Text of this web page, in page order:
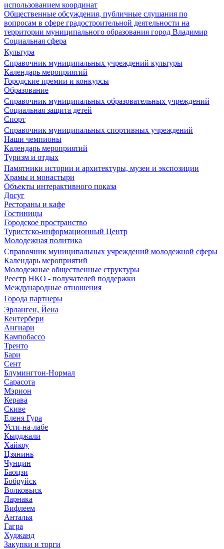
использованием координат
Общественные обсуждения, публичные слушания по
вопросам в сфере градостроительной деятельности на
территории муниципального образования город Владимир
Социальная сфера
Культура
Справочник муниципальных учреждений культуры
Календарь мероприятий
Городские премии и конкурсы
Образование
Справочник муниципальных образовательных учреждений
Социальная защита детей
Спорт
Справочник муниципальных спортивных учреждений
Наши чемпионы
Календарь мероприятий
Туризм и отдых
Памятники истории и архитектуры, музеи и экспозиции
Храмы и монастыри
Объекты интерактивного показа
Досуг
Рестораны и кафе
Гостиницы
Городское пространство
Туристско-информационный Центр
Молодежная политика
Справочник муниципальных учреждений молодежной сферы
Календарь мероприятий
Молодежные общественные структуры
Реестр НКО - получателей поддержки
Международные отношения
Города партнеры
Эрланген, Йена
Кентербери
Ангиари
Кампобассо
Тренто
Бари
Сент
Блумингтон-Нормал
Сарасота
Мэрион
Керава
Скиве
Еленя Гура
Усти-на-лабе
Кырджали
Хайкоу
Цзянинь
Чунцин
Баоцзи
Бобруйск
Волковыск
Ларнака
Вифлеем
Анталья
Гагра
Худжанд
Закупки и торги